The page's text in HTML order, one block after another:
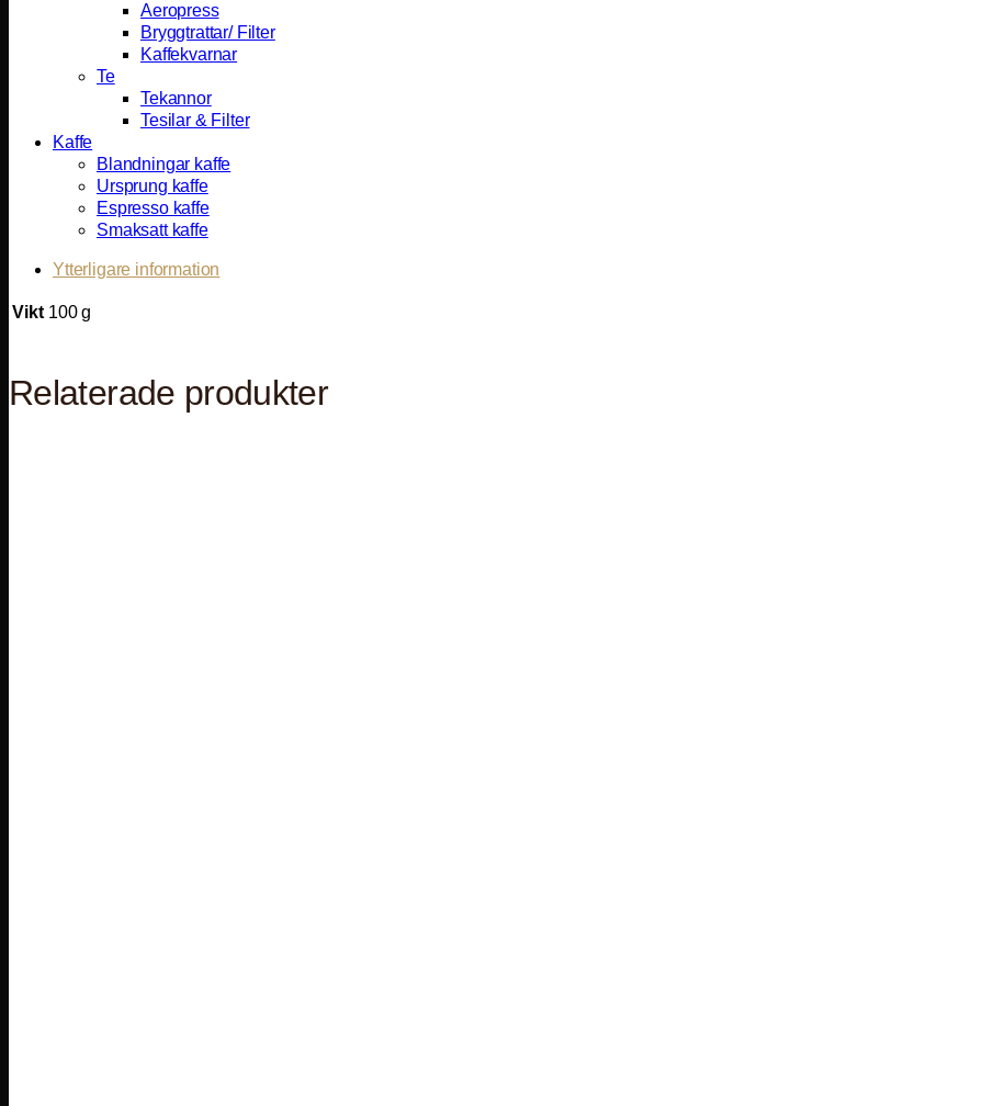
Aeropress
Bryggtrattar/ Filter
Kaffekvarnar
Te
Tekannor
Tesilar & Filter
Kaffe
Blandningar kaffe
Ursprung kaffe
Espresso kaffe
Smaksatt kaffe
Ytterligare information
Vikt 100 g
Relaterade produkter